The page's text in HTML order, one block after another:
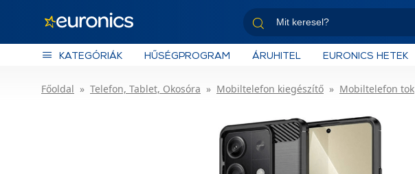
KATEGÓRIÁK HŰSÉGPROGRAM ÁRUHITEL EURONICS HETEK
Főoldal Telefon, Tablet, Okosóra Mobiltelefon kiegészítő Mobiltelefon tok